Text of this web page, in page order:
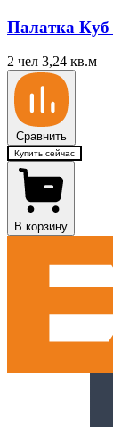
Палатка Куб
2 чел 3,24 кв.м
Сравнить
Купить сейчас
В корзину